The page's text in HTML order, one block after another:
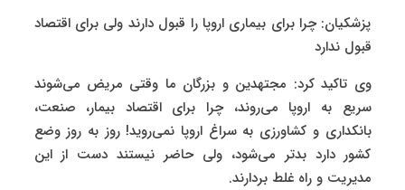
پزشکیان: چرا برای بیماری اروپا را قبول دارند ولی برای اقتصاد
قبول ندارد
وی تاکید کرد: مجتهدین و بزرگان ما وقتی مریض می‌شوند
سریع به اروپا می‌روند، چرا برای اقتصاد بیمار، صنعت،
بانکداری و کشاورزی به سراغ اروپا نمی‌روید! روز به روز وضع
کشور دارد بدتر می‌شود، ولی حاضر نیستند دست از این
مدیریت و راه غلط بردارند.